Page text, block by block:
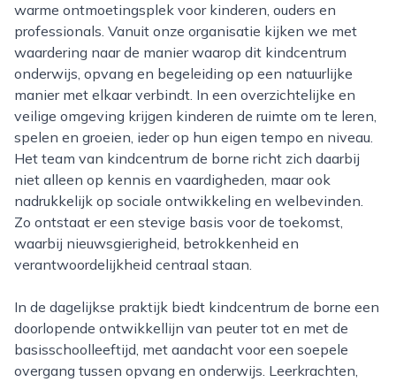
warme ontmoetingsplek voor kinderen, ouders en
professionals. Vanuit onze organisatie kijken we met
waardering naar de manier waarop dit kindcentrum
onderwijs, opvang en begeleiding op een natuurlijke
manier met elkaar verbindt. In een overzichtelijke en
veilige omgeving krijgen kinderen de ruimte om te leren,
spelen en groeien, ieder op hun eigen tempo en niveau.
Het team van kindcentrum de borne richt zich daarbij
niet alleen op kennis en vaardigheden, maar ook
nadrukkelijk op sociale ontwikkeling en welbevinden.
Zo ontstaat er een stevige basis voor de toekomst,
waarbij nieuwsgierigheid, betrokkenheid en
verantwoordelijkheid centraal staan.
In de dagelijkse praktijk biedt kindcentrum de borne een
doorlopende ontwikkellijn van peuter tot en met de
basisschoolleeftijd, met aandacht voor een soepele
overgang tussen opvang en onderwijs. Leerkrachten,